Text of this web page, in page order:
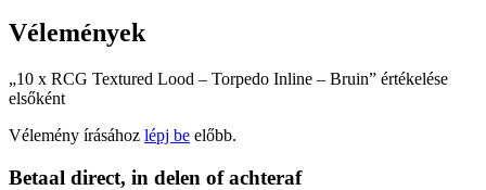
Vélemények
„10 x RCG Textured Lood – Torpedo Inline – Bruin” értékelése
elsőként
Vélemény írásához lépj be előbb.
Betaal direct, in delen of achteraf